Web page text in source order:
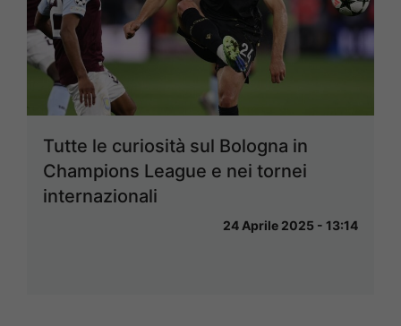
Tutte le curiosità sul Bologna in
Champions League e nei tornei
internazionali
24 Aprile 2025 - 13:14